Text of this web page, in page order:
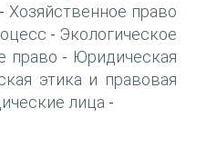
- Хозяйственное право
- Экологическое
право - Юридическая
этика и правовая
лица -